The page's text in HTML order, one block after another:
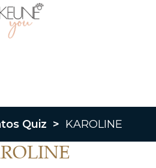
Quiz > KAROLINE